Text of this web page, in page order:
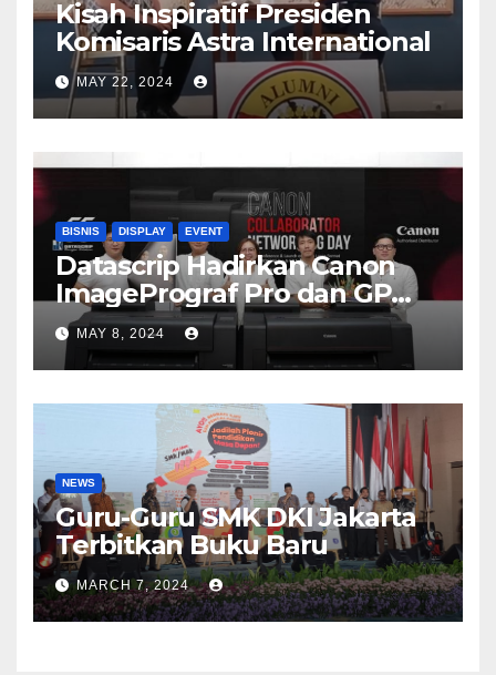
Kisah Inspiratif Presiden
Komisaris Astra International
MAY 22, 2024
BISNIS DISPLAY EVENT
Datascrip Hadirkan Canon
ImagePrograf Pro dan GP
Series
MAY 8, 2024
NEWS
Guru-Guru SMK DKI Jakarta
Terbitkan Buku Baru
MARCH 7, 2024